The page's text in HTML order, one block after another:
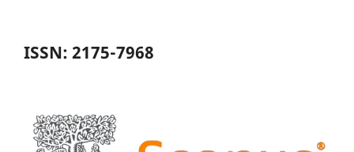
ISSN: 2175-7968